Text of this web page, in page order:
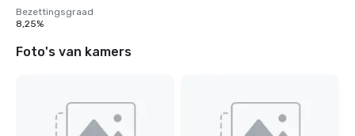
Bezettingsgraad
8,25%
Foto's van kamers